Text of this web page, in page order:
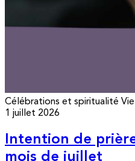
Célébrations et spiritualité
1 juillet 2026
Intention de
mois de juillet